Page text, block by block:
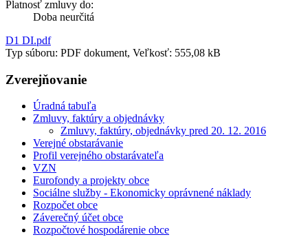
Platnosť zmluvy do:
Doba neurčitá
D1 DI.pdf
Typ súboru: PDF dokument, Veľkosť: 555,08 kB
Zverejňovanie
Úradná tabuľa
Zmluvy, faktúry a objednávky
Zmluvy, faktúry, objednávky pred 20. 12. 2016
Verejné obstarávanie
Profil verejného obstarávateľa
VZN
Eurofondy a projekty obce
Sociálne služby - Ekonomicky oprávnené náklady
Rozpočet obce
Záverečný účet obce
Rozpočtové hospodárenie obce